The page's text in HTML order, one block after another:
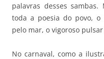
palavras desses
toda a poesia do povo,
pelo mar, o vigoroso
No carnaval, como a